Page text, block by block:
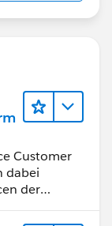
Customer
dabei
der
zu